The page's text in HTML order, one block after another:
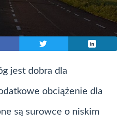
jest dobra dla
obciążenie dla
są surowce o niskim